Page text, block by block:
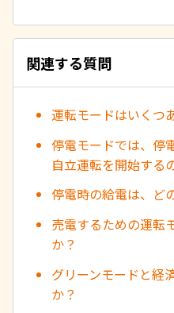
関連する質問
運転モードはいくつ
停電モードでは、停
自立運転を開始する
停電時の給電は、ど
売電するための運転
か？
グリーンモードと経
か？